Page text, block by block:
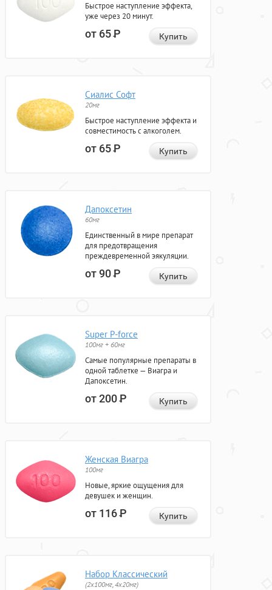
Быстрое наступление эффекта,
уже через 20 минут.
от 65Р Купить
Сиалис Софт
20мг
Быстрое наступление эффекта и
совместимость с алкоголем.
от 65Р Купить
Дапоксетин
60мг
Единственный в мире препарат
для предотвращения
преждевременной эякуляции.
от 90Р Купить
Super P-force
100мг + 60мг
Самые популярные препараты в
одной таблетке — Виагра и
Дапоксетин.
от 200Р Купить
Женская Виагра
100мг
Новые, яркие ощущения для
девушек и женщин.
от 116Р Купить
Набор Классический
(2x100мг, 4x20мг)